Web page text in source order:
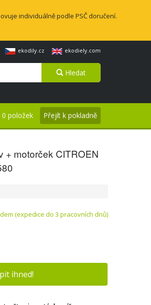
individuálně podle PSČ doručení.
ekodily.cz ekodiely.com
Hledat
0 položek Přejít k pokladně
+ motorček CITROEN
(expedice do 3 pracovních dnů)
ihned!